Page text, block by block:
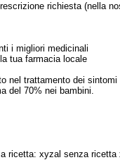
richiesta (nella
i migliori medicinali
tua farmacia locale
nel trattamento dei
del 70% nei bambini.
ricetta: xyzal senza